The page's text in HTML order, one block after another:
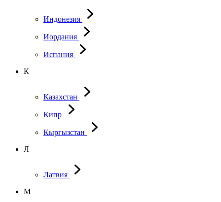
Индонезия
Иордания
Испания
К
Казахстан
Кипр
Кыргызстан
Л
Латвия
М